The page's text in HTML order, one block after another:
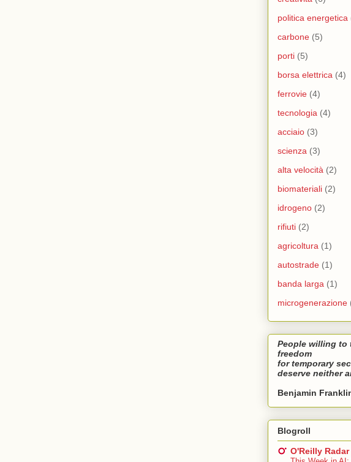
politica energetica
carbone (5)
porti (5)
borsa elettrica (4)
ferrovie (4)
tecnologia (4)
acciaio (3)
scienza (3)
alta velocità (2)
biomateriali (2)
idrogeno (2)
rifiuti (2)
agricoltura (1)
autostrade (1)
banda larga (1)
microgenerazione
People willing to
freedom
for temporary
deserve neither
Benjamin
Blogroll
O'Reilly Radar